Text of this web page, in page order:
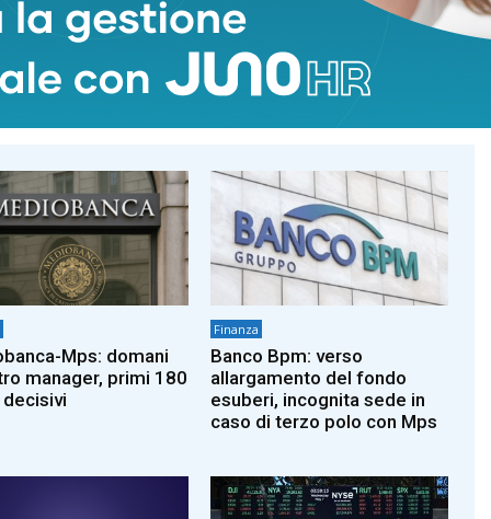
Mps: domani
manager, primi 180
Finanza
Banco Bpm: verso
allargamento del fondo
esuberi, incognita sede in
caso di terzo polo con Mps